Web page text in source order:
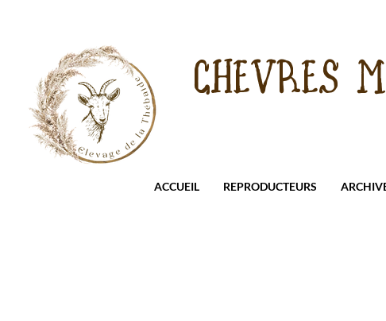
CHEVRES
ACCUEIL REPRODUCTEURS